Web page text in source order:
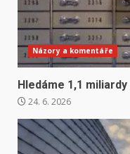
Názory a komentáře
Hledáme 1,1
24. 6. 2026